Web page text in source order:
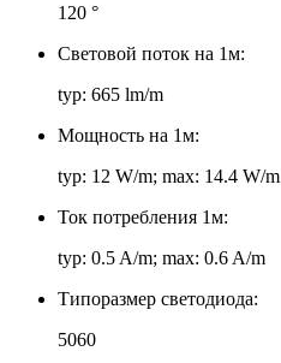
120 °
Световой поток на 1м:
typ: 665 lm/m
Мощность на 1м:
typ: 12 W/m; max: 14.4 W/m
Ток потребления 1м:
typ: 0.5 A/m; max: 0.6 A/m
Типоразмер светодиода:
5060